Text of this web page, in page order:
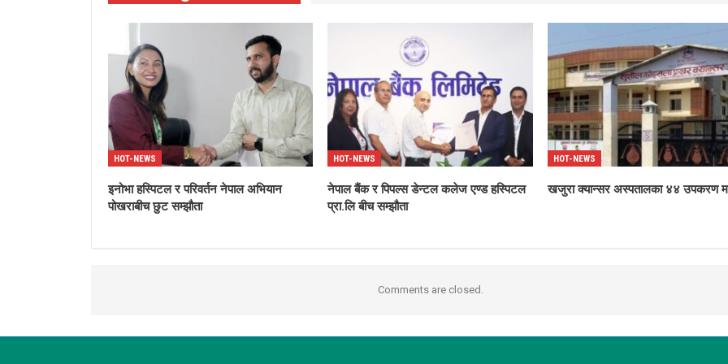
HOT-NEWS
इनोभा हस्पिटल र परिवर्तन नेपाल अभियान
पोखराबीच छुट सम्झौता
HOT-NEWS
नेपाल बैंक र पिपल्स डेन्टल कलेज एण्ड हस्पिटल
प्रा.लि बीच सम्झौता
HOT-NEWS
खजुरा क्यान्सर अस्पतालका ४४ उपकरण
Comments are closed.